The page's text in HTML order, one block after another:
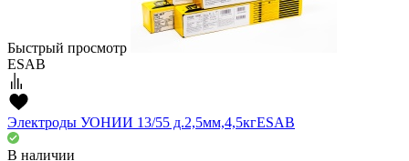
Быстрый просмотр
ESAB
Электроды УОНИИ 13/55 д.2,5мм,4,5кгESAВ
В наличии